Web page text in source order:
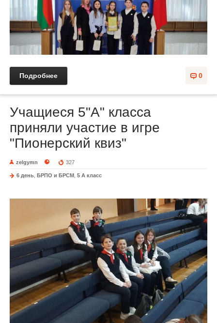
0
Подробнее
Учащиеся 5"A" класса
приняли участие в игре
"Пионерский квиз"
zelgymn 327
6 день БРПО и БРСМ 5 A класс